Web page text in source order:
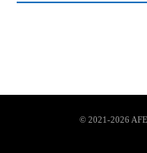
© 2021-2026